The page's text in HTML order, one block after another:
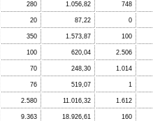
280 1.056,82 748
20 87,22 0
350 1.573,87 100
100 620,04 2.506
70 248,30 1.014
76 519,07 1
2.580 11.016,32 1.612
9.363 18.926,61 160